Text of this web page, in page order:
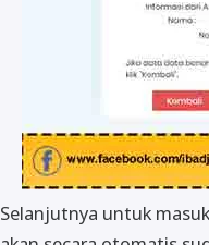
Selanjutnya untuk